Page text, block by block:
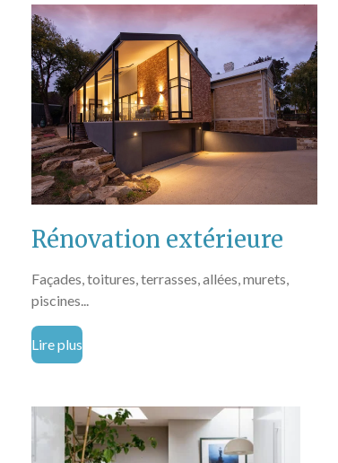
Rénovation extérieure
Façades, toitures, terrasses, allées, murets,
piscines...
Lire plus